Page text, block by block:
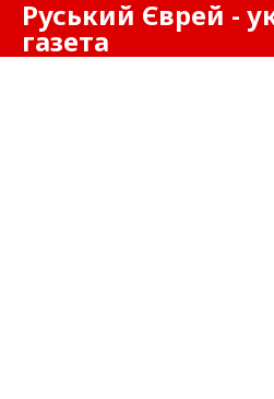
Руський Єврей -
газета